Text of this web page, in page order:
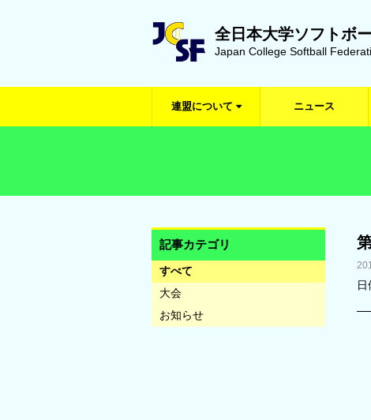
全日本大学ソフトボ
Japan College Softball
連盟について ニュース
記事カテゴリ
すべて
大会
お知らせ